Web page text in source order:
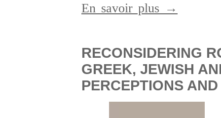
En savoir plus →
RECONSIDERING
GREEK, JEWISH
PERCEPTIONS